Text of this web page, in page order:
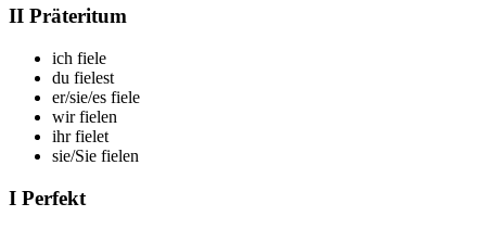
II Präteritum
ich fiele
du fielest
er/sie/es fiele
wir fielen
ihr fielet
sie/Sie fielen
I Perfekt